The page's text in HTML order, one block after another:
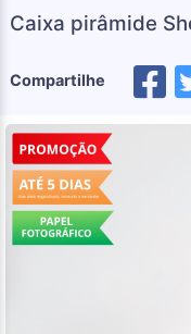
Caixa pirâmide
Compartilhe